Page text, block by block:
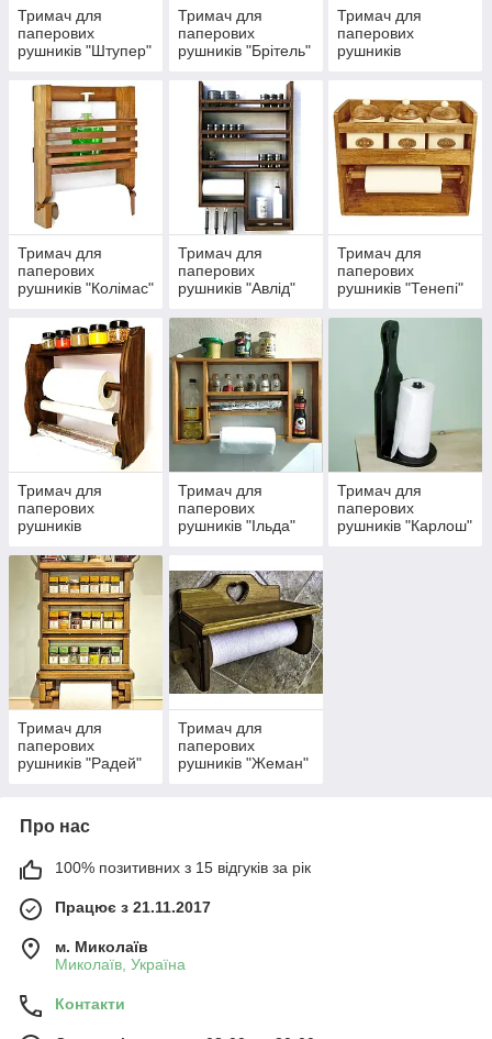
Тримач для
паперових
рушників "Штупер"
Тримач для
паперових
рушників "Брітель"
Тримач для
паперових
рушників
Тримач для
паперових
рушників "Колімас"
Тримач для
паперових
рушників "Авлід"
Тримач для
паперових
рушників "Тенепі"
Тримач для
паперових
рушників
Тримач для
паперових
рушників "Ільда"
Тримач для
паперових
рушників "Карлош"
Тримач для
паперових
рушників "Радей"
Тримач для
паперових
рушників "Жеман"
Про нас
100% позитивних з 15 відгуків за рік
Працює з 21.11.2017
м. Миколаїв
Миколаїв, Україна
Контакти